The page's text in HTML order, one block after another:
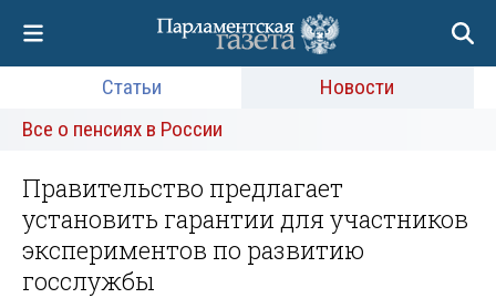
Статьи
Новости
Все о пенсиях в России
Правительство предлагает
установить гарантии для участников
экспериментов по развитию
госслужбы